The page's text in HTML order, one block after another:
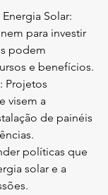
Solar:
para investir
podem
e benefícios.
Projetos
visem a
de painéis
políticas que
solar e a